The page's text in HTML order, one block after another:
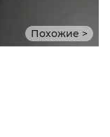
Похожие >